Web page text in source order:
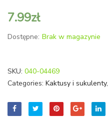
7.99zł
Dostępne: Brak w magazynie
SKU: 040-04469
Categories: Kaktusy i sukulenty,